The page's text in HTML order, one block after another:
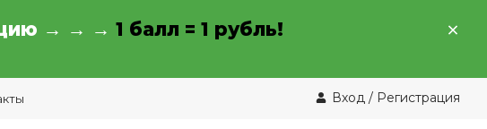
→ → → 1 балл = 1 рубль!
Вход / Регистрация